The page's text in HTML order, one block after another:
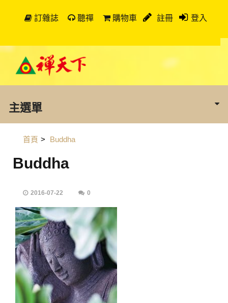
訂雜誌 聽禪 購物車 註冊 登入
主選單
首頁 > Buddha
Buddha
2016-07-22 0